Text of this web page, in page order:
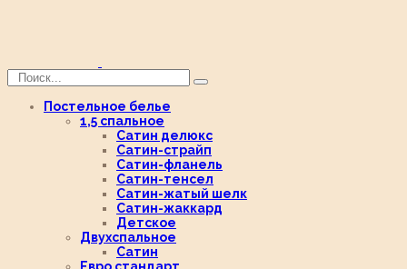
Постельное белье
1,5 спальное
Сатин делюкс
Сатин-страйп
Сатин-фланель
Сатин-тенсел
Сатин-жатый шелк
Сатин-жаккард
Детское
Двухспальное
Сатин
Евро стандарт